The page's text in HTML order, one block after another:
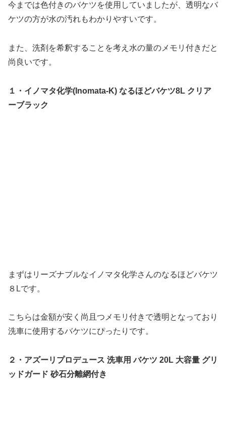
今までは色付きのバケツを使用していましたが、透明なバ
ケツの方が水の汚れもわかりやすいです。
また、洗剤を希釈することを考え水の量のメモリ付きだと
尚良いです。
１・イノマタ化学(Inomata-K) なるほどバケツ8L クリア
ーブラック
まずはリーズナブルなイノマタ化学さんのなるほどバケツ
８Lです。
こちらは金額が安く尚且つメモリ付きで透明となっており
洗車に使用するバケツにぴったりです。
２・アズーリプロデュース 洗車用 バケツ 20L 大容量 グリ
ッドガード 砂石分離網付き